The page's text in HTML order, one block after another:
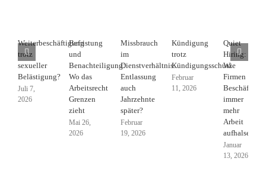
Weiterbeschäftigung
trotz
sexueller
Belästigung?
Juli 7,
2026
Befristung
und
Benachteiligung:
Wo das
Arbeitsrecht
Grenzen
zieht
Mai 26,
2026
Missbrauch
im
Dienstverhältnis:
Entlassung
auch
Jahrzehnte
später?
Februar
19, 2026
Kündigung
trotz
Kündigungsschutz
Februar
11, 2026
Quiet
Hiring:
Wie
Firmen
immer
mehr
Arbeit
aufhalsen
Januar
13, 2026